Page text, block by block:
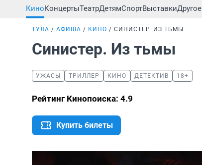
КиноКонцертыТеатрДетямСпортВыставкиДругое
ТУЛА АФИША КИНО СИНИСТЕР. ИЗ ТЬМЫ
Синистер. Из тьмы
УЖАСЫ ТРИЛЛЕР КИНО ДЕТЕКТИВ 18+
Рейтинг Кинопоиска: 4.9
Купить билеты